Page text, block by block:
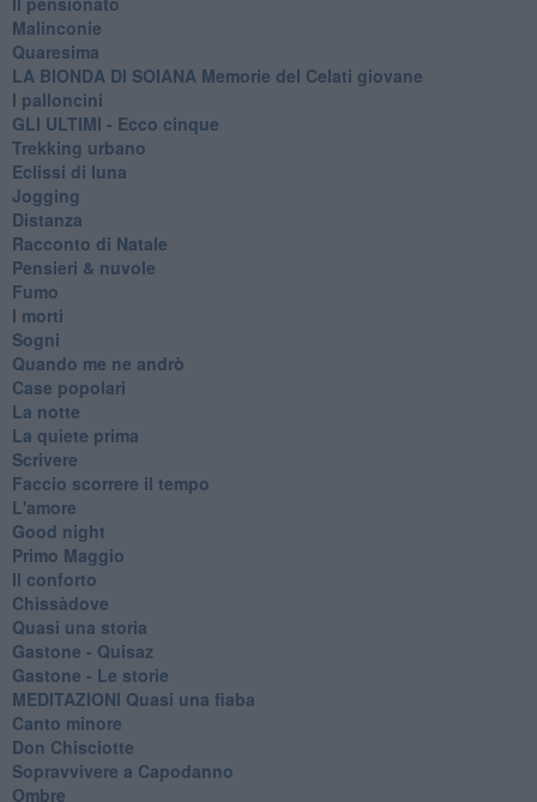
Malinconie
Quaresima
LA BIONDA DI SOIANA Memorie del Celati giovane
I palloncini
GLI ULTIMI - Ecco cinque
Trekking urbano
Eclissi di luna
Jogging
Distanza
Racconto di Natale
Pensieri & nuvole
Fumo
I morti
Sogni
Quando me ne andrò
Case popolari
La notte
La quiete prima
Scrivere
Faccio scorrere il tempo
L'amore
Good night
Primo Maggio
Il conforto
Chissàdove
Quasi una storia
Gastone - Quisaz
Gastone - Le storie
MEDITAZIONI Quasi una fiaba
Canto minore
Don Chisciotte
Sopravvivere a Capodanno
Ombre